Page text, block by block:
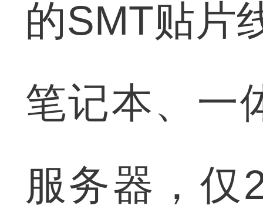
的SMT贴片
笔记本、一
服务器，仅